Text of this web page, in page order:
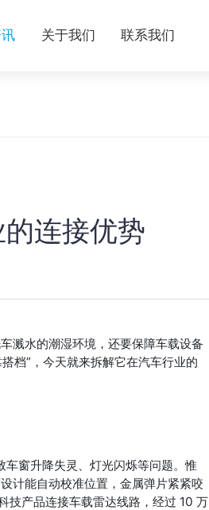
关于我们 联系我们
连接优势
溅水的潮湿环境，还要保障车载设备
档”，今天就来拆解它在汽车行业的
窗升降失灵、灯光闪烁等问题。惟
计能自动校准位置，金属弹片紧紧咬
技产品连接车载雷达线路，经过 10 万